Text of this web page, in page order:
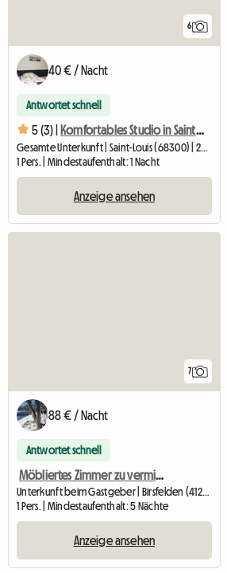
6
40 € / Nacht
Antwortet schnell
5 (3) | Komfortables Studio in Saint-Louis – Cerca de Suiza 1184/5
Gesamte Unterkunft | Saint-Louis (68300) | 24 M2
1 Pers. | Mindestaufenthalt: 1 Nacht
Anzeige ansehen
7
88 € / Nacht
Antwortet schnell
Möbliertes Zimmer zu vermieten, Luxusbad, Garten - Birsfelde
Unterkunft beim Gastgeber | Birsfelden (4127) | 100 M2
1 Pers. | Mindestaufenthalt: 5 Nächte
Anzeige ansehen